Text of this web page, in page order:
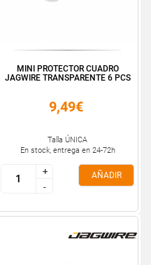
MINI PROTECTOR CUADRO
JAGWIRE TRANSPARENTE 6 PCS
9,49€
Talla ÚNICA
En stock, entrega en 24-72h
+
-
+
-
AÑADIR